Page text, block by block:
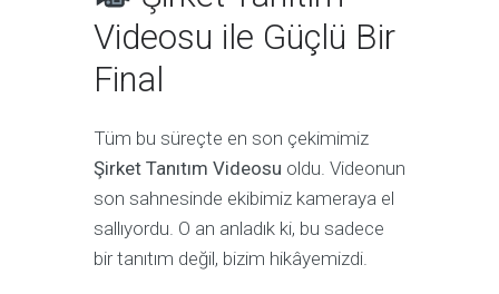
Videosu ile Güçlü Bir
Final
Tüm bu süreçte en son çekimimiz
Şirket Tanıtım Videosu oldu. Videonun
son sahnesinde ekibimiz kameraya el
sallıyordu. O an anladık ki, bu sadece
bir tanıtım değil, bizim hikâyemizdi.